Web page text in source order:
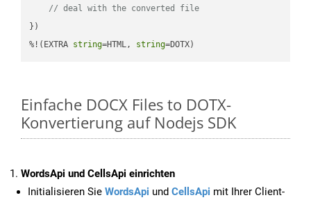
// deal with the converted file
})
%!(EXTRA string=HTML, string=DOTX)
Einfache DOCX Files to DOTX-
Konvertierung auf Nodejs SDK
WordsApi und CellsApi einrichten
Initialisieren Sie WordsApi und CellsApi mit Ihrer Client-